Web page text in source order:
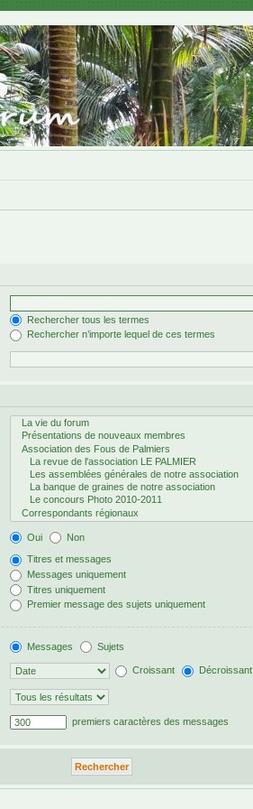
Rechercher tous les termes
Rechercher n’importe lequel de ces termes
Oui Non
Titres et messages
Messages uniquement
Titres uniquement
Premier message des sujets uniquement
Messages Sujets
Croissant Décroissant
premiers caractères des messages